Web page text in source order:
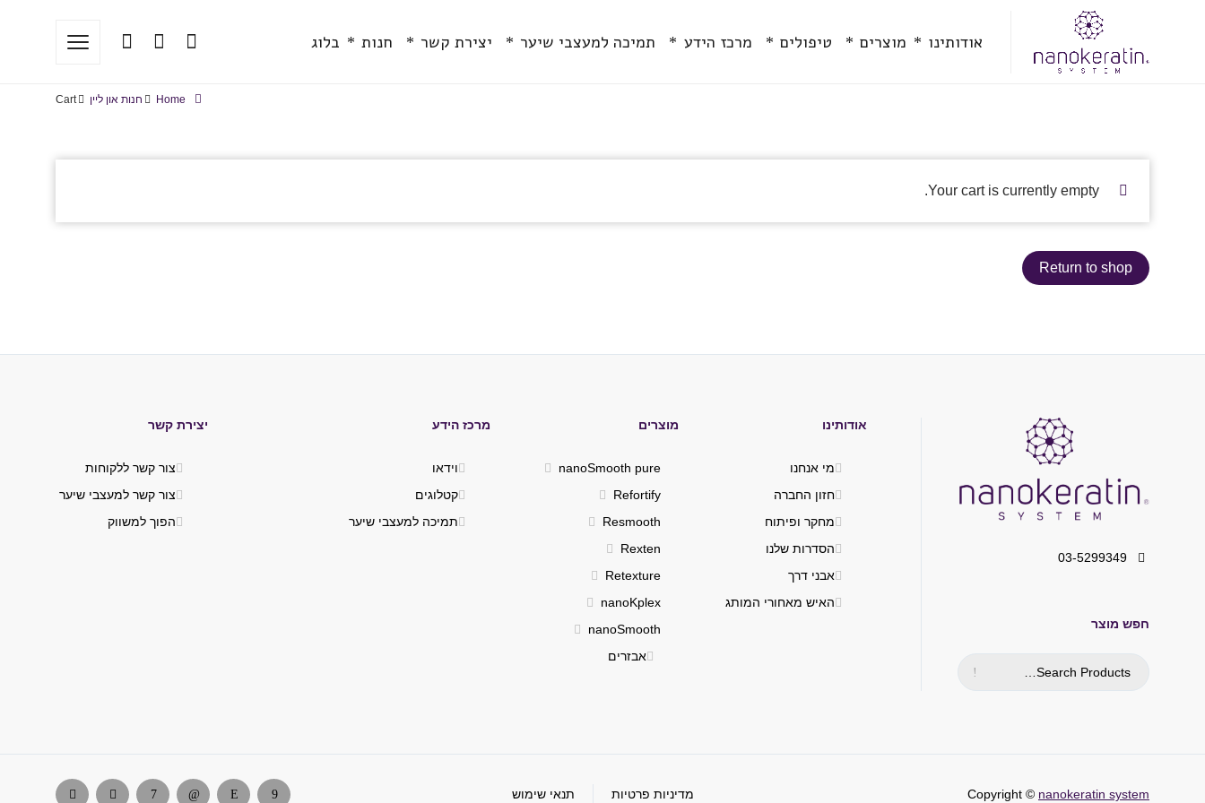
אודותינו מוצרים טיפולים מרכז הידע תמיכה למעצבי שיער יצירת קשר חנות בלוג
Home חנות און ליין Cart
Your cart is currently empty.
Return to shop
03-5299349
חפש מוצר
אודותינו
מי אנחנו
חזון החברה
מחקר ופיתוח
הסדרות שלנו
אבני דרך
האיש מאחורי המותג
מוצרים
nanoSmooth pure
Refortify
Resmooth
Rexten
Retexture
nanoKplex
nanoSmooth
אבזרים
מרכז הידע
וידאו
קטלוגים
תמיכה למעצבי שיער
יצירת קשר
צור קשר ללקוחות
צור קשר למעצבי שיער
הפוך למשווק
Copyright © nanokeratin system תנאי שימוש מדיניות פרטיות